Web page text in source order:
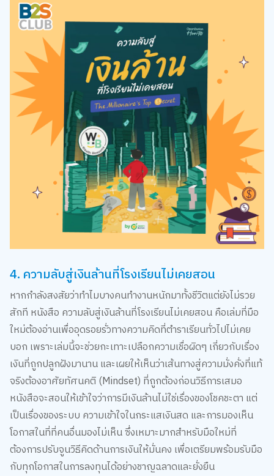
4. ความลับสู่เงินล้านที่โรงเรียนไม่เคยสอน
หากกำลังสงสัยว่าทำไมบางคนทำงานหนักมาทั้งชีวิตแต่ยังไม่รวย
สักที หนังสือ ความลับสู่เงินล้านที่โรงเรียนไม่เคยสอน คือเล่มที่มือ
ใหม่ต้องอ่านเพื่ออุดรอยรั่วทางความคิดที่ตำราเรียนทั่วไปไม่เคย
บอก เพราะเล่มนี้จะช่วยกะเทาะเปลือกความเชื่อผิดๆ เกี่ยวกับเรื่อง
เงินที่ถูกปลูกฝังมานาน และเผยให้เห็นว่าเส้นทางสู่ความมั่งคั่งที่แท้
จริงต้องอาศัยทัศนคติ (Mindset) ที่ถูกต้องก่อนวิธีการเสมอ
หนังสือจะสอนให้เข้าใจว่าการมีเงินล้านไม่ใช่เรื่องของโชคชะตา แต่
เป็นเรื่องของระบบ ความเข้าใจในกระแสเงินสด และการมองเห็น
โอกาสในที่ที่คนอื่นมองไม่เห็น ซึ่งเหมาะมากสำหรับมือใหม่ที่
ต้องการปรับจูนวิธีคิดด้านการเงินให้มั่นคง เพื่อเตรียมพร้อมรับมือ
กับทุกโอกาสในการลงทุนได้อย่างชาญฉลาดและยั่งยืน